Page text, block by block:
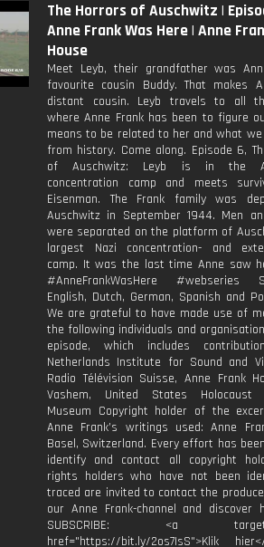
The Horrors of Auschwitz |
Anne Frank Was Here | Anne
House
Meet Leyb, their grandfather was
favourite cousin Buddy. That makes
distant cousin. Leyb travels to all
where Anne Frank has been to figure
means to be related to her and what
from history. Come along. Episode 6,
of Auschwitz: Leyb is in the
concentration camp and meets
Eisenman. The Frank family was
Auschwitz in September 1944. Men
were separated on the platform of
largest Nazi concentration- and
camp. It was the last time Anne saw
#AnneFrankWasHere #webseries
English, Dutch, German, Spanish and
We are grateful to have made use of
the following individuals and
episode, which includes
Netherlands Institute for Sound and
Radio Télévision Suisse, Anne Frank
Vashem, United States Holocaust
Museum Copyright holder of the
Anne Frank’s writings used: Anne
Basel, Switzerland. Every effort has
identify and contact all copyright
rights holders who have not been
traced are invited to contact the
our Anne Frank-channel and discover
SUBSCRIBE: <a
href="https://bit.ly/2os7IsS">Klik